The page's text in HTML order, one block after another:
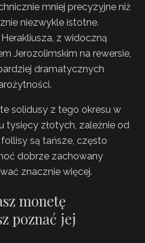
mniej precyzyjne niż
niezwykle istotne.
z widoczną
Jerozolimskim na rewersie,
dramatycznych
solidusy z tego okresu w
tysięcy złotych, zależnie od
są tańsze, często
dobrze zachowany
znacznie więcej.
monetę
poznać jej